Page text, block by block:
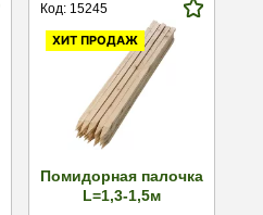
Код: 15245
ХИТ ПРОДАЖ
Помидорная палочка
L=1,3-1,5м